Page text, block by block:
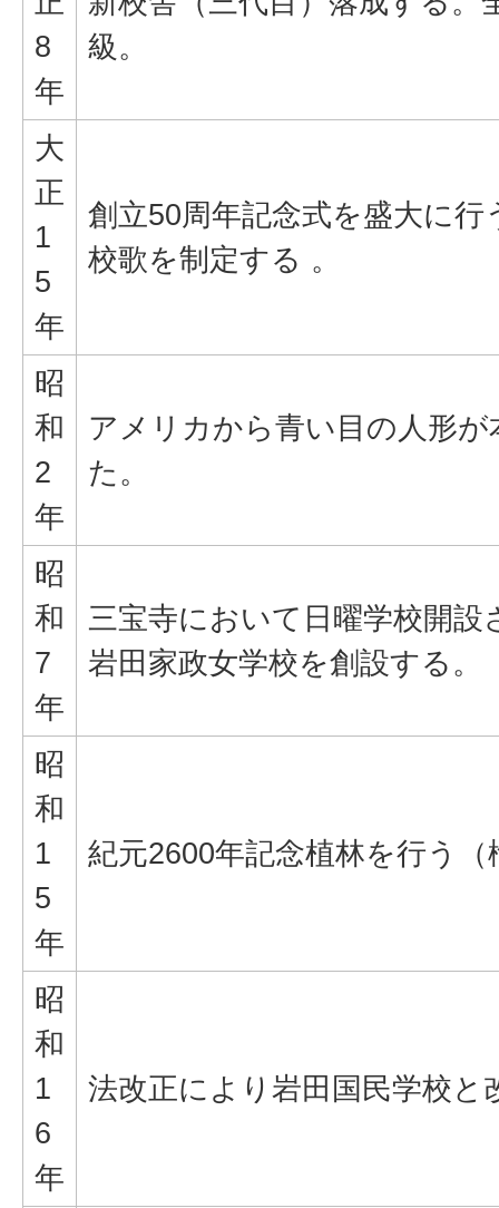
8
年
級。
大
正
1
5
年
創立50周年記念式を盛大に行
校歌を制定する 。
昭
和
2
年
アメリカから青い目の人形
た。
昭
和
7
年
三宝寺において日曜学校開設
岩田家政女学校を創設する。
昭
和
1
5
年
紀元2600年記念植林を行う（
昭
和
1
6
年
法改正により岩田国民学校と